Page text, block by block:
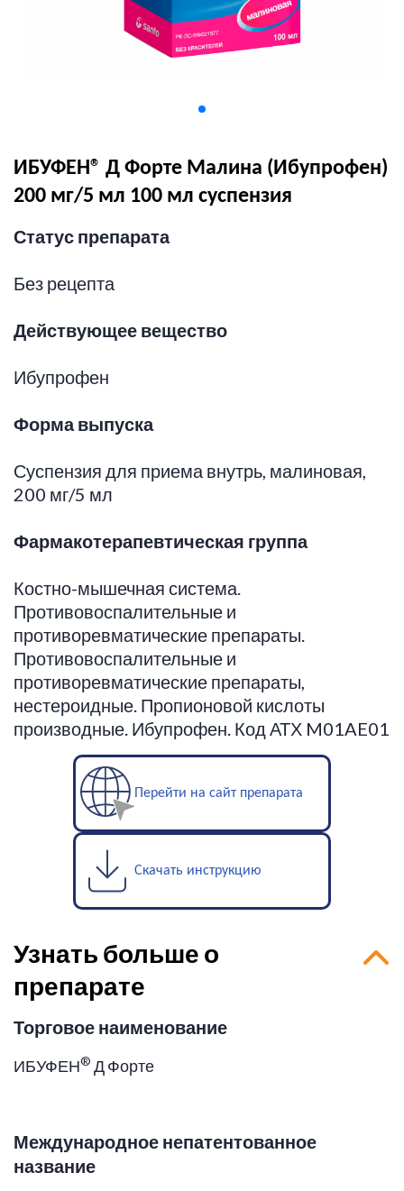
ИБУФЕН® Д Форте Малина (Ибупрофен)
200 мг/5 мл 100 мл суспензия
Статус препарата
Без рецепта
Действующее вещество
Ибупрофен
Форма выпуска
Суспензия для приема внутрь, малиновая,
200 мг/5 мл
Фармакотерапевтическая группа
Костно-мышечная система.
Противовоспалительные и
противоревматические препараты.
Противовоспалительные и
противоревматические препараты,
нестероидные. Пропионовой кислоты
производные. Ибупрофен. Код АТХ M01AE01
Перейти на сайт препарата
Скачать инструкцию
Узнать больше о
препарате
Торговое наименование
ИБУФЕН® Д Форте
Международное непатентованное
название